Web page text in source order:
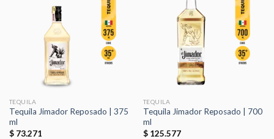
a la
lista de
deseos
TEQUILA
Tequila Jimador Reposado | 375
ml
$73.271
a la
lista de
deseos
TEQUILA
Tequila Jimador Reposado | 700
ml
$125.577